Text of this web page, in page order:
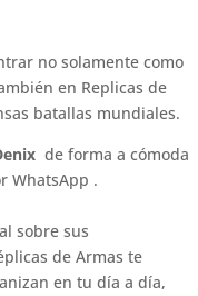
no solamente como
en Replicas de
batallas mundiales.
de forma a cómoda
WhatsApp .
sobre sus
de Armas te
en tu día a día,